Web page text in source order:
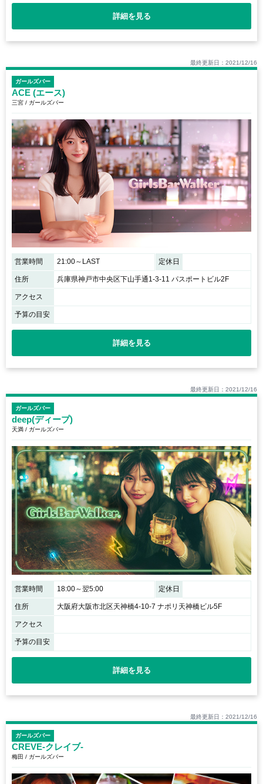
詳細を見る
最終更新日：2021/12/16
ガールズバー
ACE (エース)
三宮 / ガールズバー
営業時間 21:00～LAST 定休日
住所 兵庫県神戸市中央区下山手通1-3-11 パスポートビル2F
アクセス
予算の目安
詳細を見る
最終更新日：2021/12/16
ガールズバー
deep(ディープ)
天満 / ガールズバー
営業時間 18:00～翌5:00 定休日
住所 大阪府大阪市北区天神橋4-10-7 ナポリ天神橋ビル5F
アクセス
予算の目安
詳細を見る
最終更新日：2021/12/16
ガールズバー
CREVE-クレイブ-
梅田 / ガールズバー